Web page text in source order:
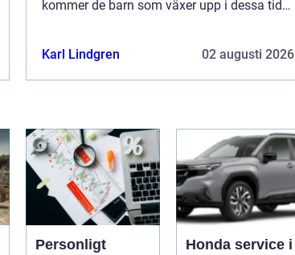
kommer de barn som växer upp i dessa tider,
Karl Lindgren 02 augusti 2026
Personligt
Honda service i